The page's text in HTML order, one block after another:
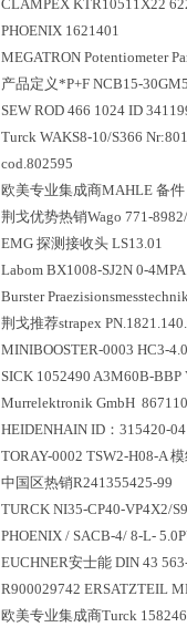
CLAMPEX KTR10511X22
PHOENIX 1621401
MEGATRON Potentiometer
产品定义*P+F NCB15-
SEW ROD 466 1024 ID
Turck WAKS8-10/S366
cod.802595
欧美专业集成商MAHLE 备
荆戈优势热销Wago 771-
EMG 探测接收头 LS13.01
Labom BX1008-SJ2N 0-
Burster
荆戈推荐strapex
MINIBOOSTER-0003 HC3-
SICK 1052490 A3M60B-BBP
Murrelektronik GmbH
HEIDENHAIN ID：315420-04
TORAY-0002 TSW2-H08-A 模
中国区热销R241355425-99
TURCK NI35-CP40-VP4X2/
PHOENIX / SACB-4/ 8-L-
EUCHNER安士能 DIN 43
R900029742 ERSATZTEIL
欧美专业集成商Turck